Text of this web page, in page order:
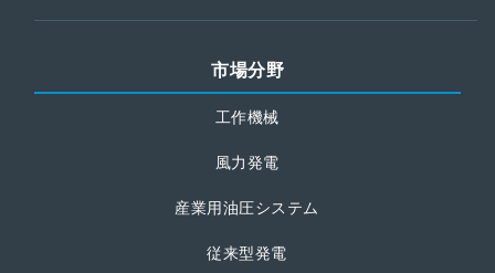
市場分野
工作機械
風力発電
産業用油圧システム
従来型発電